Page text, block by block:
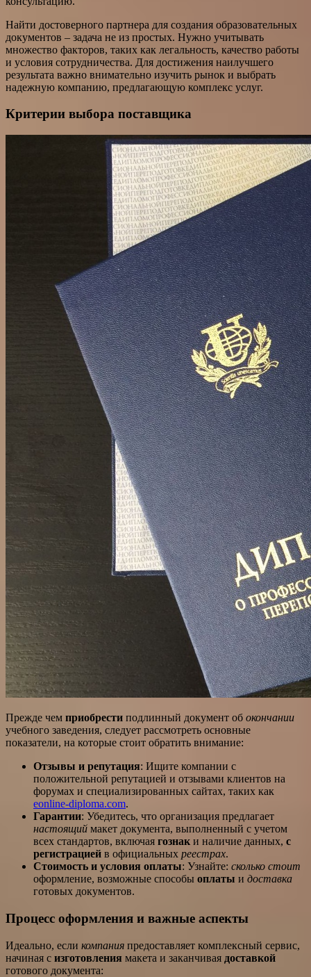
Найти достоверного партнера для создания образовательных
документов – задача не из простых. Нужно учитывать
множество факторов, таких как легальность, качество работы
и условия сотрудничества. Для достижения наилучшего
результата важно внимательно изучить рынок и выбрать
надежную компанию, предлагающую комплекс услуг.
Критерии выбора поставщика
Прежде чем приобрести подлинный документ об окончании
учебного заведения, следует рассмотреть основные
показатели, на которые стоит обратить внимание:
Отзывы и репутация: Ищите компании с
положительной репутацией и отзывами клиентов на
форумах и специализированных сайтах, таких как
eonline-diploma.com.
Гарантии: Убедитесь, что организация предлагает
настоящий макет документа, выполненный с учетом
всех стандартов, включая гознак и наличие данных, с
регистрацией в официальных реестрах.
Стоимость и условия оплаты: Узнайте: сколько стоит
оформление, возможные способы оплаты и доставка
готовых документов.
Процесс оформления и важные аспекты
Идеально, если компания предоставляет комплексный сервис,
начиная с изготовления макета и заканчивая доставкой
готового документа: